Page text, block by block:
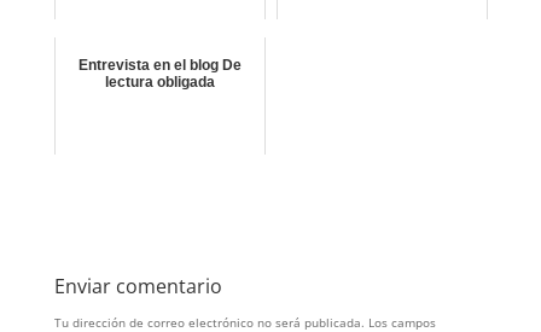
Entrevista en el blog De
lectura obligada
Enviar comentario
Tu dirección de correo electrónico no será publicada. Los campos